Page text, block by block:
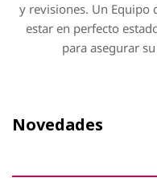
y revisiones. Un Equipo
estar en perfecto
para asegurar
Novedades